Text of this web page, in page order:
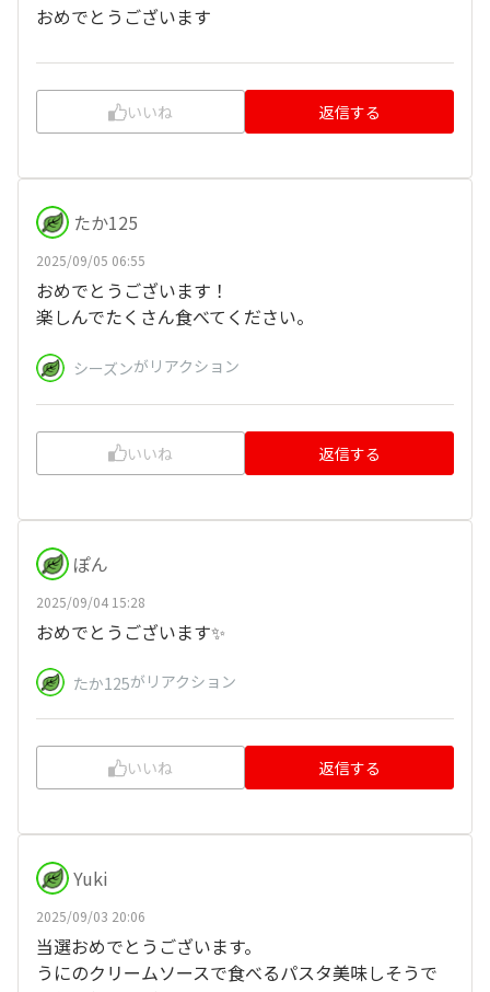
おめでとうございます
いいね 返信する
たか125
2025/09/05 06:55
おめでとうございます！
楽しんでたくさん食べてください。
シーズンがリアクション
いいね 返信する
ぽん
2025/09/04 15:28
おめでとうございます✨
たか125がリアクション
いいね 返信する
Yuki
2025/09/03 20:06
当選おめでとうございます。
うにのクリームソースで食べるパスタ美味しそうで